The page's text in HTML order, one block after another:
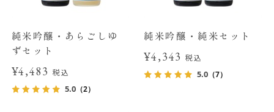
純米吟醸・あらごしゆ
ずセット
¥4,483税込
5.0（2）
純米吟醸・純米セット
¥4,343 税込
5.0 （7）